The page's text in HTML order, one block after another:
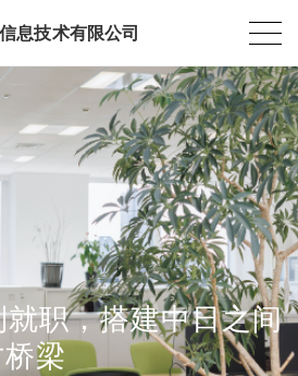
息技术有限公司
职，搭建中日之间
梁